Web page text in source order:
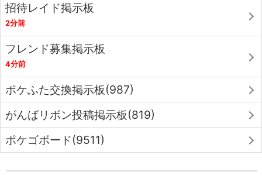
招待レイド掲示板
2分前
フレンド募集掲示板
4分前
ポケふた交換掲示板(987)
がんばリボン投稿掲示板(819)
ポケゴボード(9511)